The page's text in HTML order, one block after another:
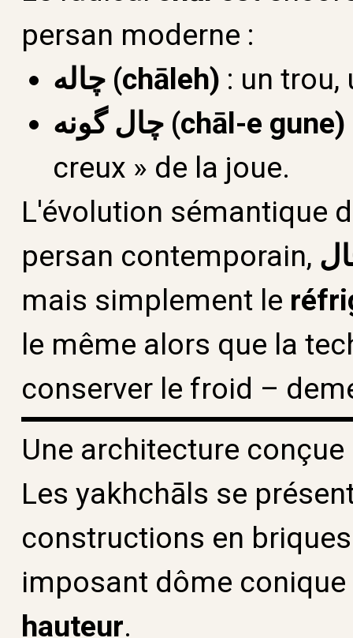
persan moderne :
چاله (chāleh) : un trou,
چال گونه (chāl-e gune)
creux » de la joue.
L'évolution sémantique
persan contemporain,
mais simplement le
le même alors que la
conserver le froid –
Une architecture
Les yakhchāls se
constructions en
imposant dôme
hauteur.